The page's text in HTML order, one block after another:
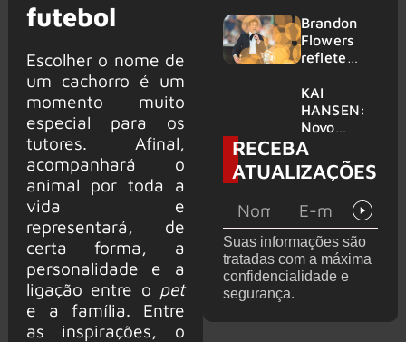
futebol
Escolher o nome de
um cachorro é um
momento muito
especial para os
tutores. Afinal,
acompanhará o
animal por toda a
vida e
representará, de
certa forma, a
personalidade e a
ligação entre o pet
e a família. Entre
as inspirações, o
am Ring
2026
membros
do GHOST
e KORN
Brandon
Flowers
reflete
futuro e
levanta
possibilida
de de
deixar os
palcos
KAI
HANSEN:
Novo
single
‘Welcome
To Life’ é
RECEBA
ATUALIZAÇÕES
Suas informações são
tratadas com a máxima
confidencialidade e
segurança.